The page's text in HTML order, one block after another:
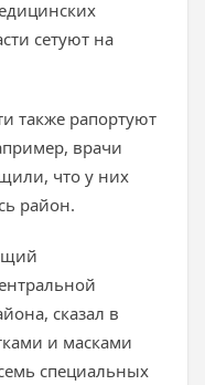
сетуют на
также рапортуют
врачи
что у них
район.
сказал в
и масками
специальных